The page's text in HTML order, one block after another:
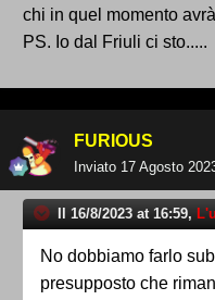
chi in quel momento
PS. Io dal Friuli ci sto.....
FURIOUS
Inviato 17 Agosto
Il 16/8/2023 at 16:59,
No dobbiamo farlo
presupposto che